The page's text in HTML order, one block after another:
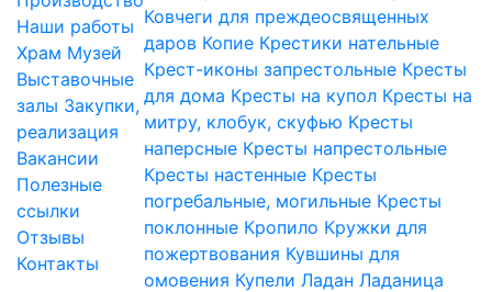
Наши работы
Храм Музей
Выставочные
залы Закупки,
реализация
Вакансии
Полезные
ссылки
Отзывы
Контакты
Ковчеги для преждеосвященных
даров Копие Крестики нательные
Крест-иконы запрестольные Кресты
для дома Кресты на купол Кресты на
митру, клобук, скуфью Кресты
наперсные Кресты напрестольные
Кресты настенные Кресты
погребальные, могильные Кресты
поклонные Кропило Кружки для
пожертвования Кувшины для
омовения Купели Ладан Ладаница